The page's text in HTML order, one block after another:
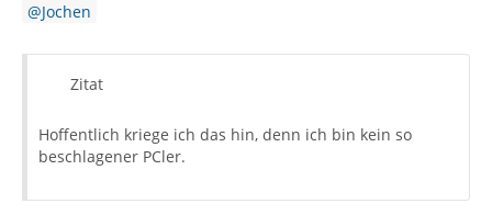
Jochen
Zitat
Hoffentlich kriege ich das hin, denn ich bin kein so
beschlagener PCler.